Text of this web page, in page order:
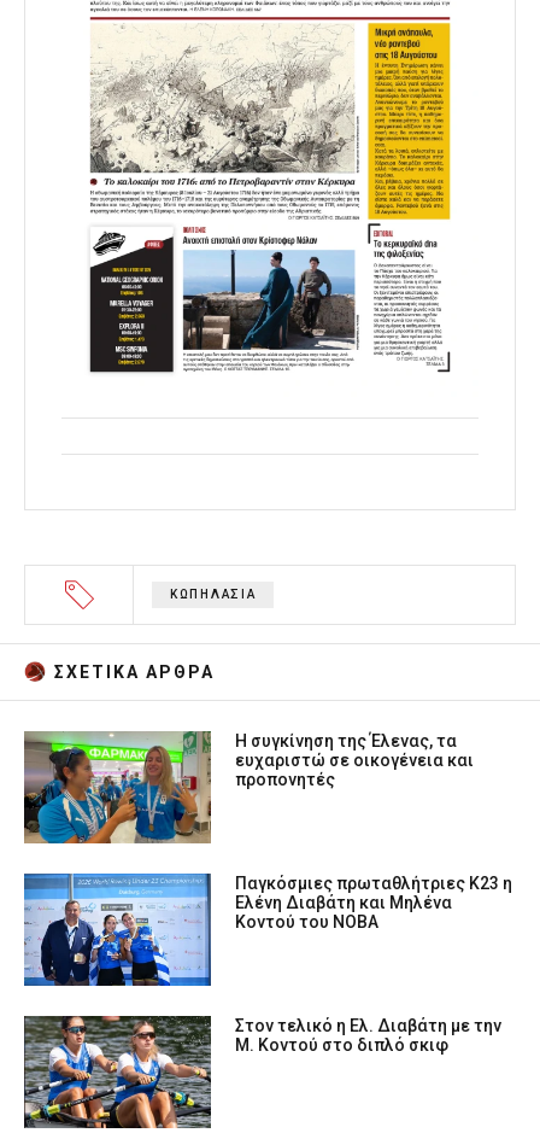
ΚΩΠΗΛΑΣΙΑ
ΣΧΕΤΙΚA AΡΘΡΑ
Η συγκίνηση της Έλενας, τα
ευχαριστώ σε οικογένεια και
προπονητές
Παγκόσμιες πρωταθλήτριες Κ23 η
Ελένη Διαβάτη και Μηλένα
Κοντού του ΝΟΒΑ
Στον τελικό η Ελ. Διαβάτη με την
Μ. Κοντού στο διπλό σκιφ